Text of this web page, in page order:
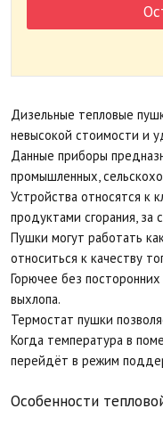
Дизельные тепловые
невысокой стоимости и
Данные приборы
промышленных,
Устройства относятся к
продуктами сгорания, за
Пушки могут работать
относиться к качеству
Горючее без
выхлопа.
Термостат пушки
Когда температура в
перейдёт в режим
Особенности